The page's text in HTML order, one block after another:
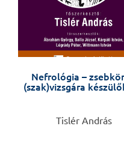
Nefrológia –
(szak)vizsgára
Tislér András